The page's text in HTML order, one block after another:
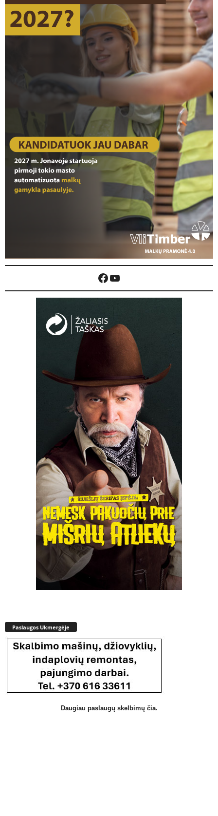
Facebook
YouTube
Paslaugos Ukmergėje
Daugiau paslaugų skelbimų čia.